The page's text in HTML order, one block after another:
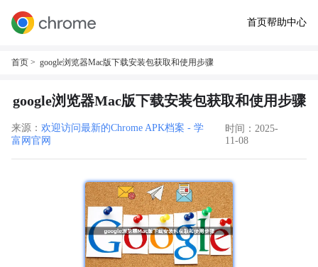
首页帮助中心
首页 > google浏览器Mac版下载安装包获取和使用步骤
google浏览器Mac版下载安装包获取和使用步骤
来源： 欢迎访问最新的Chrome APK档案 - 学
富网官网
时间：2025-
11-08